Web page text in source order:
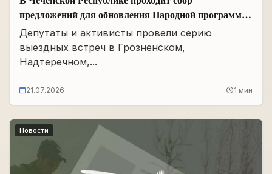
предложений для обновления Народной программы
в сфере АПК
Депутаты и активисты провели серию
выездных встреч в Грозненском,
Надтеречном,...
21.07.2026 1 мин
Новости